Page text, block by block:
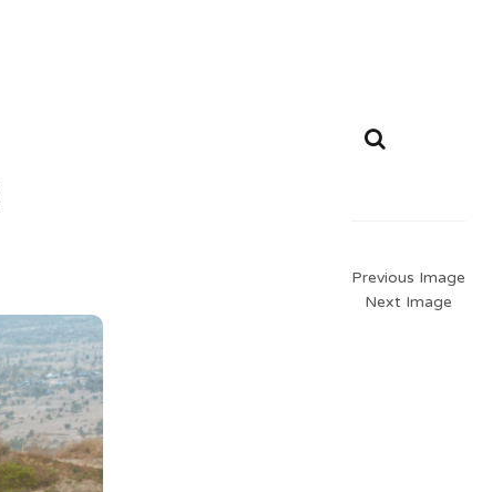
Previous Image
Next Image